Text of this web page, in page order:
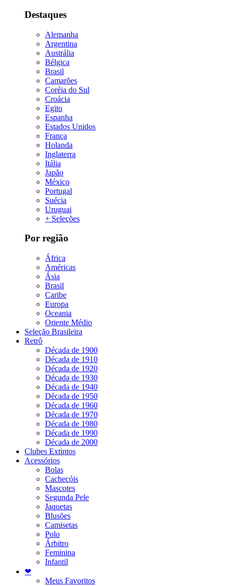
Destaques
Alemanha
Argentina
Austrália
Bélgica
Brasil
Camarões
Coréia do Sul
Croácia
Egito
Espanha
Estados Unidos
França
Holanda
Inglaterra
Itália
Japão
México
Portugal
Suécia
Uruguai
+ Seleções
Por região
África
Américas
Ásia
Brasil
Caribe
Europa
Oceania
Oriente Médio
Seleção Brasileira
Retrô
Década de 1900
Década de 1910
Década de 1920
Década de 1930
Década de 1940
Década de 1950
Década de 1960
Década de 1970
Década de 1980
Década de 1990
Década de 2000
Clubes Extintos
Acessórios
Bolas
Cachecóis
Mascotes
Segunda Pele
Jaquetas
Blusões
Camisetas
Polo
Árbitro
Feminina
Infantil
❤
Meus Favoritos